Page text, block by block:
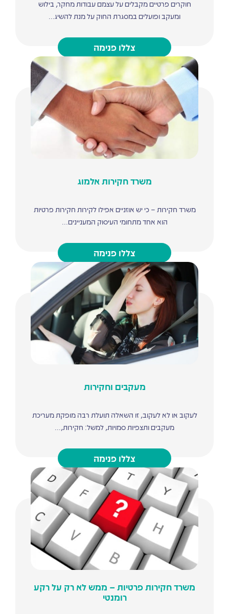
חוקרים פרטיים מקבלים על עצמם עבודות מחקר, בילוש
ומעקב ופועלים במסגרת החוק על מנת להשיג...
צללו פנימה
משרד חקירות אלמוג
משרד חקירות – כי יש אוזניים אפילו לקירות חקירות פרטיות
הוא אחד מתחומי העיסוק המעניינים...
צללו פנימה
מעקבים וחקירות
לעקוב או לא לעקוב, זו השאלה תועלת רבה מופקת מעריכת
מעקבים ותצפיות סמויות, למשל: חקירות,...
צללו פנימה
משרד חקירות פרטיות – ממש לא רק על רקע
רומנטי